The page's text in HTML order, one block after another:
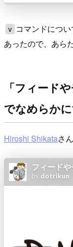
v
コマンドにつ
あったので、あら
「フィード
でなめらかに
Hiroshi Shikataさん